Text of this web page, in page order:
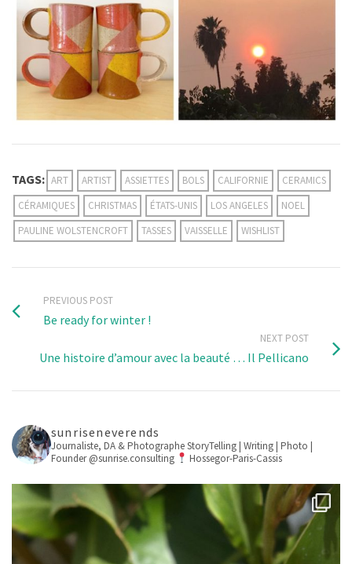
TAGS: ART ARTIST ASSIETTES BOLS CALIFORNIE
CERAMICS
CÉRAMIQUES
CHRISTMAS ÉTATS-UNIS LOS ANGELES
NOEL
PAULINE WOLSTENCROFT
TASSES VAISSELLE WISHLIST
PREVIOUS POST
Be ready for winter !
NEXT POST
Une histoire d’amour avec la beauté … Il Pellicano
sunriseneverends
Journaliste, DA & PhotographeStoryTelling | Writing | Photo |
Founder @sunrise.consulting
Hossegor-Paris-Cassis